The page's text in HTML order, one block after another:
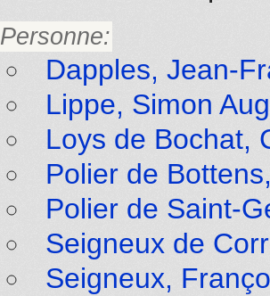
Personne:
Dapples, Jean-
Lippe, Simon
Loys de Bochat,
Polier de
Polier de Saint-
Seigneux de
Seigneux,